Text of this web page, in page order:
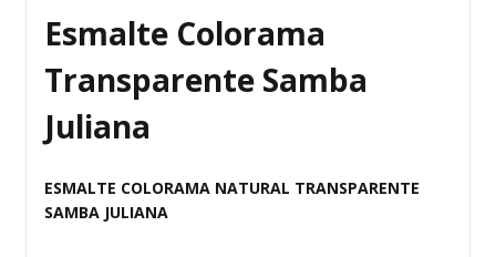
Esmalte Colorama
Transparente Samba
Juliana
ESMALTE COLORAMA NATURAL TRANSPARENTE
SAMBA JULIANA